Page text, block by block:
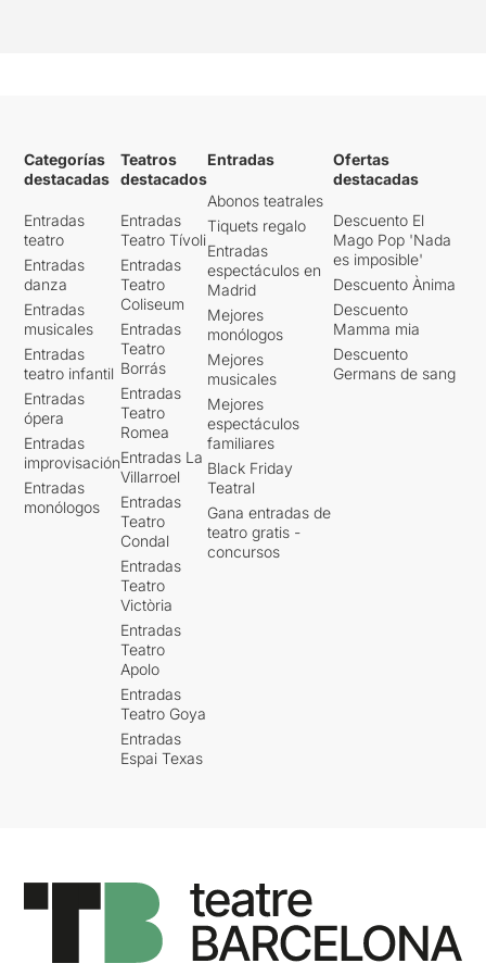
Categorías
destacadas
Entradas
teatro
Entradas
danza
Entradas
musicales
Entradas
teatro infantil
Entradas
ópera
Entradas
improvisación
Entradas
monólogos
Teatros
destacados
Entradas
Teatro Tívoli
Entradas
Teatro
Coliseum
Entradas
Teatro
Borrás
Entradas
Teatro
Romea
Entradas La
Villarroel
Entradas
Teatro
Condal
Entradas
Teatro
Victòria
Entradas
Teatro
Apolo
Entradas
Teatro Goya
Entradas
Espai Texas
Entradas
Abonos teatrales
Tiquets regalo
Entradas
espectáculos en
Madrid
Mejores
monólogos
Mejores
musicales
Mejores
espectáculos
familiares
Black Friday
Teatral
Gana entradas de
teatro gratis -
concursos
Ofertas
destacadas
Descuento El
Mago Pop 'Nada
es imposible'
Descuento Ànima
Descuento
Mamma mia
Descuento
Germans de sang